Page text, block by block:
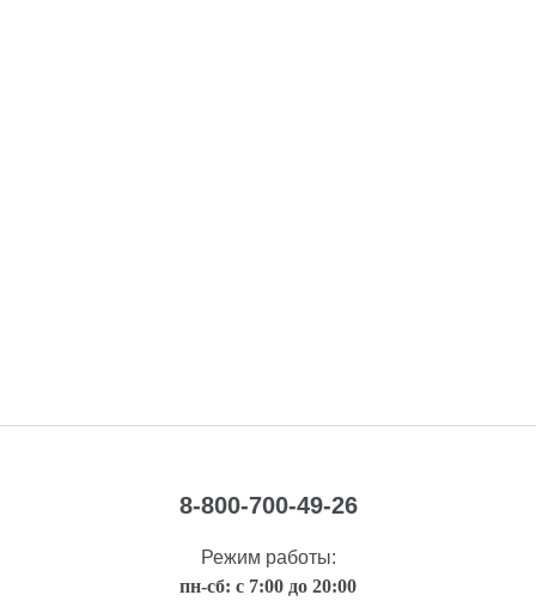
8-800-700-49-26
Режим работы:
пн-сб: с 7:00 до 20:00